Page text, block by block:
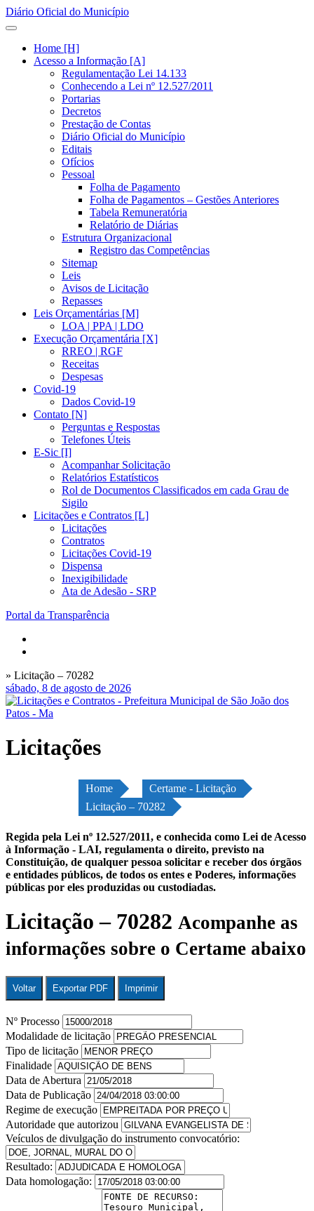
Diário Oficial do Município
Home [H]
Acesso a Informação [A]
Regulamentação Lei 14.133
Conhecendo a Lei nº 12.527/2011
Portarias
Decretos
Prestação de Contas
Diário Oficial do Município
Editais
Ofícios
Pessoal
Folha de Pagamento
Folha de Pagamentos – Gestões Anteriores
Tabela Remuneratória
Relatório de Diárias
Estrutura Organizacional
Registro das Competências
Sitemap
Leis
Avisos de Licitação
Repasses
Leis Orçamentárias [M]
LOA | PPA | LDO
Execução Orçamentária [X]
RREO | RGF
Receitas
Despesas
Covid-19
Dados Covid-19
Contato [N]
Perguntas e Respostas
Telefones Úteis
E-Sic [I]
Acompanhar Solicitação
Relatórios Estatísticos
Rol de Documentos Classificados em cada Grau de
Sigilo
Licitações e Contratos [L]
Licitações
Contratos
Licitações Covid-19
Dispensa
Inexigibilidade
Ata de Adesão - SRP
Portal da Transparência
» Licitação – 70282
sábado, 8 de agosto de 2026
Licitações
Home
Certame - Licitação
Licitação – 70282
Regida pela Lei nº 12.527/2011, e conhecida como Lei de Acesso
à Informação - LAI, regulamenta o direito, previsto na
Constituição, de qualquer pessoa solicitar e receber dos órgãos
e entidades públicos, de todos os entes e Poderes, informações
públicas por eles produzidas ou custodiadas.
Licitação – 70282 Acompanhe as
informações sobre o Certame abaixo
Voltar Exportar PDF Imprimir
Nº Processo
Modalidade de licitação
Tipo de licitação
Finalidade
Data de Abertura
Data de Publicação
Regime de execução
Autoridade que autorizou
Veículos de divulgação do instrumento convocatório:
Resultado:
Data homologação: